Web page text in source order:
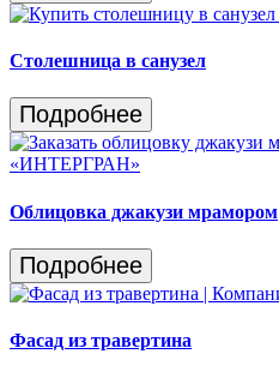
Столешница в санузел
Подробнее
Облицовка джакузи мрамором
Подробнее
Фасад из травертина